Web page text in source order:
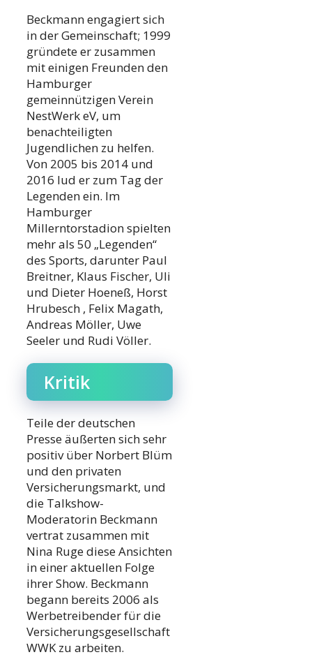
Beckmann engagiert sich
in der Gemeinschaft; 1999
gründete er zusammen
mit einigen Freunden den
Hamburger
gemeinnützigen Verein
NestWerk eV, um
benachteiligten
Jugendlichen zu helfen.
Von 2005 bis 2014 und
2016 lud er zum Tag der
Legenden ein. Im
Hamburger
Millerntorstadion spielten
mehr als 50 „Legenden“
des Sports, darunter Paul
Breitner, Klaus Fischer, Uli
und Dieter Hoeneß, Horst
Hrubesch , Felix Magath,
Andreas Möller, Uwe
Seeler und Rudi Völler.
Kritik
Teile der deutschen
Presse äußerten sich sehr
positiv über Norbert Blüm
und den privaten
Versicherungsmarkt, und
die Talkshow-
Moderatorin Beckmann
vertrat zusammen mit
Nina Ruge diese Ansichten
in einer aktuellen Folge
ihrer Show. Beckmann
begann bereits 2006 als
Werbetreibender für die
Versicherungsgesellschaft
WWK zu arbeiten.